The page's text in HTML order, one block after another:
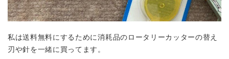
私は送料無料にするために消耗品のロータリーカッターの替え
刃や針を一緒に買ってます。